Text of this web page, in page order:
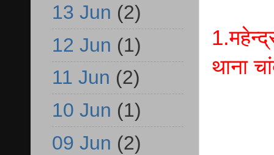
थाना
13 Jun (2)
12 Jun (1)
11 Jun (2)
10 Jun (1)
09 Jun (2)